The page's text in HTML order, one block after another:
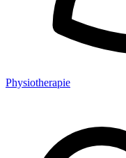
Physiotherapie